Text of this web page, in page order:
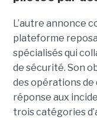
L’autre annonce
plateforme
spécialisés qui
de sécurité. Son
des opérations
réponse aux
trois catégories